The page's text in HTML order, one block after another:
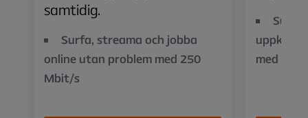
samtidig.
Surfa, streama och jobba
online utan problem med 250
Mbit/s
Surfa
med 500